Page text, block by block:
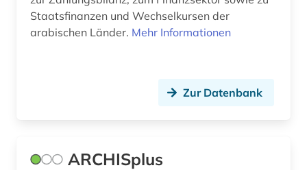
fischerei (2)
Staatsfinanzen und Wechselkursen der
arabischen Länder. Mehr Informationen
Zur Datenbank
ARCHISplus